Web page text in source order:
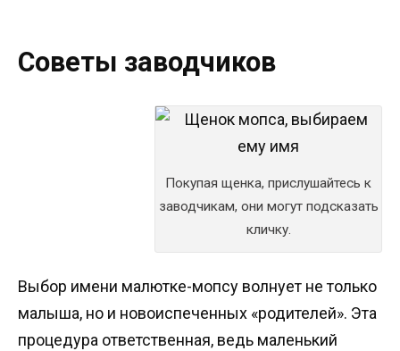
Советы заводчиков
Покупая щенка, прислушайтесь к
заводчикам, они могут подсказать
кличку.
Выбор имени малютке-мопсу волнует не только
малыша, но и новоиспеченных «родителей». Эта
процедура ответственная, ведь маленький